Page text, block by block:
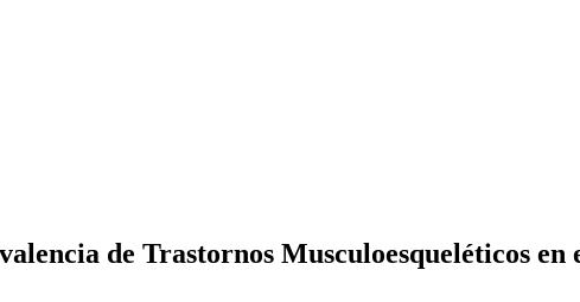
de Trastornos Musculoesqueléticos